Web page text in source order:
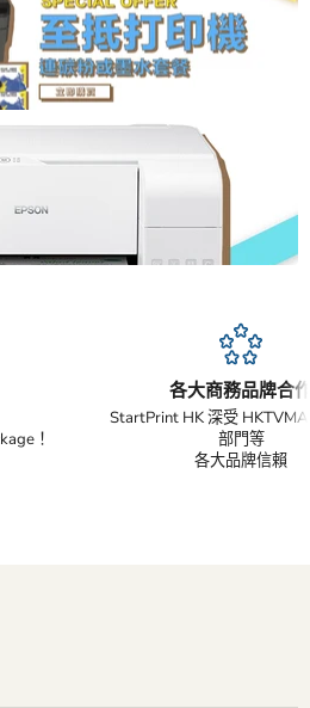
！
各大商務品牌合
StartPrint HK 深受
部門等
各大品牌信賴